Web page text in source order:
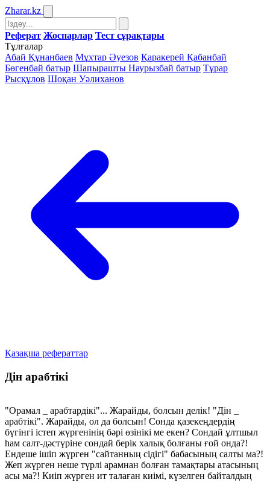
Zharar.kz
Реферат Жоспарлар Тест сұрақтары
Тұлғалар
Абай Құнанбаев Мұхтар Әуезов Қаракерей Қабанбай
Бөгенбай батыр Шапырашты Наурызбай батыр Тұрар
Рысқұлов Шоқан Уәлиханов
Қазақша рефераттар
Дін арабтікі
"Орамал _ арабтардікі"... Жарайды, болсын делік! "Дін _
арабтікі". Жарайды, ол да болсын! Сонда қазекеңдердің
бүгінгі істеп жүргенінің бəрі өзінікі ме екен? Сондай ұлтшыл
һам салт-дəстүріне сондай берік халық болғаны ғой онда?!
Ендеше ішіп жүрген "сайтанның сідігі" бабасының салты ма?!
Жеп жүрген неше түрлі арамнан болған тамақтары атасының
асы ма?! Киіп жүрген ит талаған киімі, күзелген байталдың